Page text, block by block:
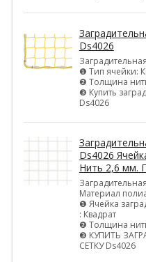
Ds4026
❶ Тип ячейки:
❷ Толщина
❸ Купить
Ds4026
Ds4026
Нить 2,6 мм.
Материал
❶ Ячейка
: Квадрат
❷ Толщина
❸ КУПИТЬ
СЕТКУ Ds4026